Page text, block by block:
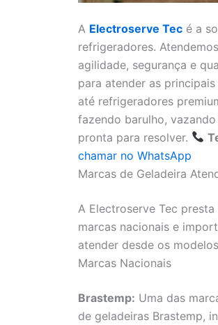
A Electroserve Tec é a
refrigeradores.
agilidade, segurança e
para atender as
até refrigeradores
fazendo barulho,
pronta para resolver.
chamar no WhatsApp
Marcas de Geladeira
A Electroserve Tec presta
marcas nacionais e
atender desde os
Marcas Nacionais
Brastemp: Uma das
de geladeiras Brastemp,